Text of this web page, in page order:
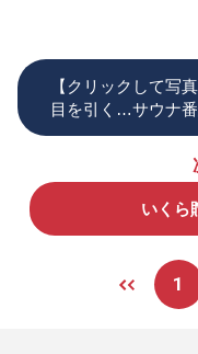
【クリックして写
目を引く…サウナ
いくら
1